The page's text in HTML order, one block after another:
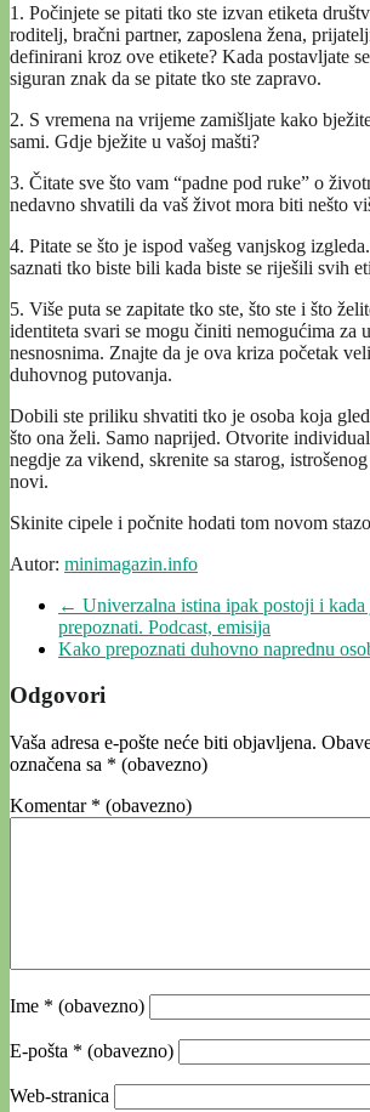
1. Počinjete se pitati tko ste izvan etiketa
roditelj, bračni partner, zaposlena žena,
definirani kroz ove etikete? Kada postavljate
siguran znak da se pitate tko ste zapravo.
2. S vremena na vrijeme zamišljate kako
sami. Gdje bježite u vašoj mašti?
3. Čitate sve što vam “padne pod ruke” o
nedavno shvatili da vaš život mora biti nešto
4. Pitate se što je ispod vašeg vanjskog
saznati tko biste bili kada biste se riješili svih
5. Više puta se zapitate tko ste, što ste i što
identiteta svari se mogu činiti nemogućima za
nesnosnima. Znajte da je ova kriza početak
duhovnog putovanja.
Dobili ste priliku shvatiti tko je osoba koja
što ona želi. Samo naprijed. Otvorite
negdje za vikend, skrenite sa starog,
novi.
Skinite cipele i počnite hodati tom novom
Autor: minimagazin.info
← Univerzalna istina ipak postoji i
prepoznati. Podcast, emisija
Kako prepoznati duhovno naprednu
Odgovori
Vaša adresa e-pošte neće biti objavljena.
označena sa * (obavezno)
Komentar * (obavezno)
Ime * (obavezno)
E-pošta * (obavezno)
Web-stranica